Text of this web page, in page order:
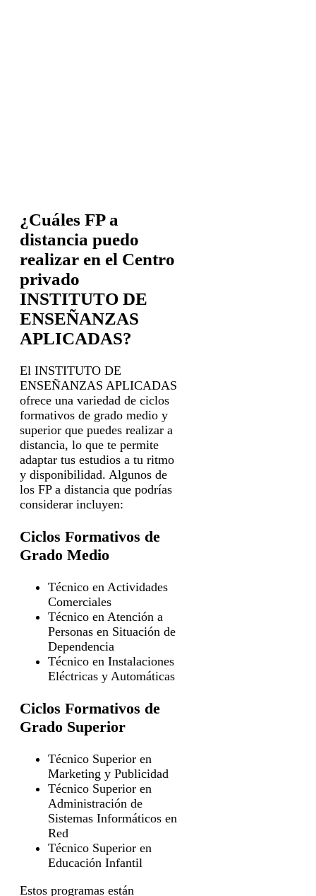
¿Cuáles FP a
distancia puedo
realizar en el Centro
privado
INSTITUTO DE
ENSEÑANZAS
APLICADAS?
El INSTITUTO DE
ENSEÑANZAS APLICADAS
ofrece una variedad de ciclos
formativos de grado medio y
superior que puedes realizar a
distancia, lo que te permite
adaptar tus estudios a tu ritmo
y disponibilidad. Algunos de
los FP a distancia que podrías
considerar incluyen:
Ciclos Formativos de
Grado Medio
Técnico en Actividades
Comerciales
Técnico en Atención a
Personas en Situación de
Dependencia
Técnico en Instalaciones
Eléctricas y Automáticas
Ciclos Formativos de
Grado Superior
Técnico Superior en
Marketing y Publicidad
Técnico Superior en
Administración de
Sistemas Informáticos en
Red
Técnico Superior en
Educación Infantil
Estos programas están